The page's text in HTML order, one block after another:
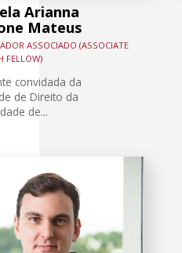
Arianna
Mateus
ASSOCIADO (ASSOCIATE
FELLOW)
convidada da
de Direito da
de...